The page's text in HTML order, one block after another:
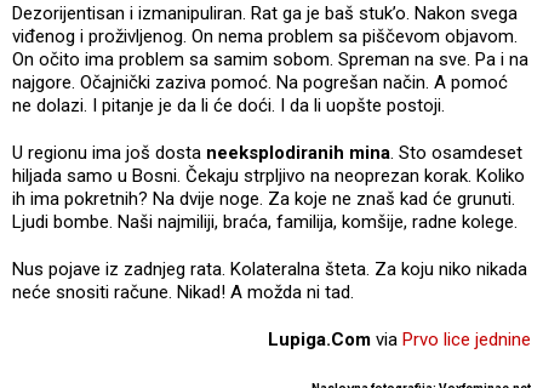
Dezorijentisan i izmanipuliran. Rat ga je baš stuk’o. Nakon svega
viđenog i proživljenog. On nema problem sa piščevom objavom.
On očito ima problem sa samim sobom. Spreman na sve. Pa i na
najgore. Očajnički zaziva pomoć. Na pogrešan način. A pomoć
ne dolazi. I pitanje je da li će doći. I da li uopšte postoji.
U regionu ima još dosta neeksplodiranih mina. Sto osamdeset
hiljada samo u Bosni. Čekaju strpljivo na neoprezan korak. Koliko
ih ima pokretnih? Na dvije noge. Za koje ne znaš kad će grunuti.
Ljudi bombe. Naši najmiliji, braća, familija, komšije, radne kolege.
Nus pojave iz zadnjeg rata. Kolateralna šteta. Za koju niko nikada
neće snositi račune. Nikad! A možda ni tad.
Lupiga.Com via Prvo lice jednine